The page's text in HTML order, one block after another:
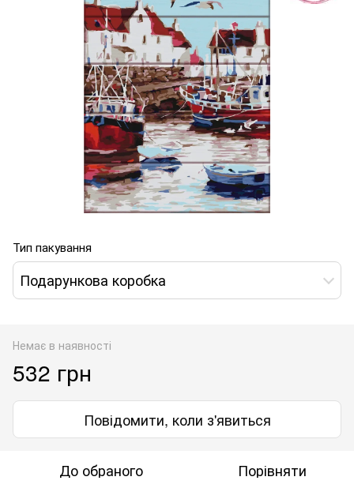
Тип пакування
Подарункова коробка
Немає в наявності
532 грн
Повідомити, коли з'явиться
До обраного Порівняти